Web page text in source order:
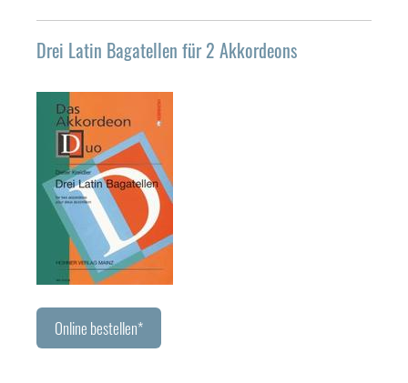
Drei Latin Bagatellen für 2 Akkordeons
Online bestellen*